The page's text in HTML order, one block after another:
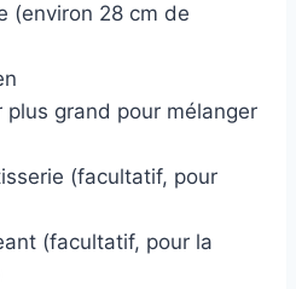
(environ 28 cm de
plus grand pour mélanger
(facultatif, pour
(facultatif, pour la